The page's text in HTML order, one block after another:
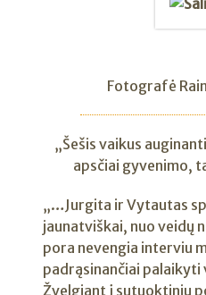
Fotografė
„Šešis vaikus
apsčiai gyvenimo,
„…Jurgita ir Vytautas
jaunatviškai, nuo veidų
pora nevengia interviu
padrąsinančiai palaikyti
Žvelgiant į sutuoktinių